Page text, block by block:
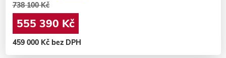
738 100 Kč
555 390 Kč
459 000 Kč bez DPH